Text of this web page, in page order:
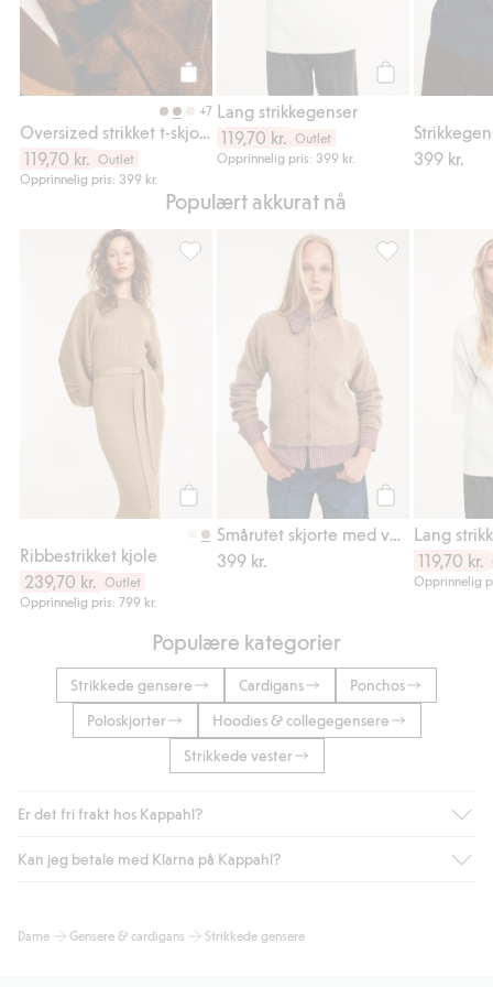
Legg til
+7
119,70 kr.
Outlet
Opprinnelig pris: 399 kr.
Legg til
Lang strikkegenser
119,70 kr.
Outlet
Opprinnelig pris: 399 kr.
399 kr.
Populært akkurat nå
Ribbestrikket kjole
239,70 kr.
Outlet
Opprinnelig pris: 799 kr.
Ribbestrikket kjole, Legg til i favoriter
399 kr.
Smårutet
Lang
119,70 kr.
Opprinnelig
Populære kategorier
Strikkede gensere Cardigans
Ponchos
Poloskjorter
Hoodies & collegegensere
Strikkede vester
Er det fri frakt hos Kappahl?
Som medlem i Kappahl Club har du alltid gratis frakt til butikk,
automatisk etter at du har logget inn og er identifisert som
Kan jeg betale med Klarna på Kappahl?
og andre betalingsmåter.
Dame Gensere & cardigans Strikkede gensere